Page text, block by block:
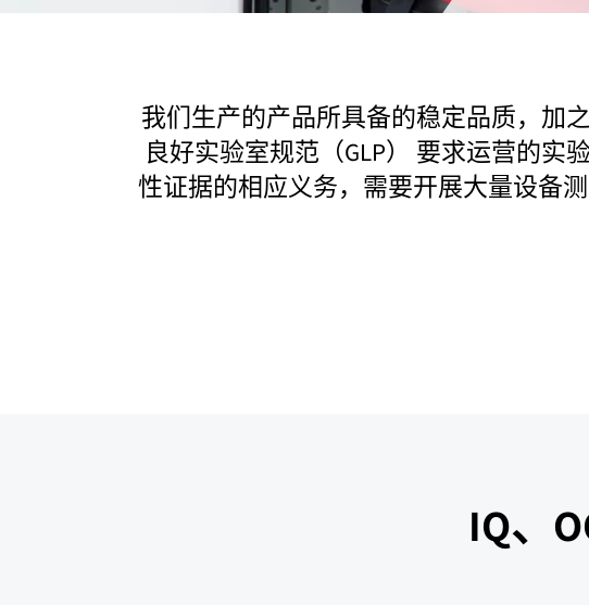
我们生产的产品所具备的稳定品质，加
良好实验室规范（GLP） 要求运营的
性证据的相应义务，需要开展大量设备
IQ、